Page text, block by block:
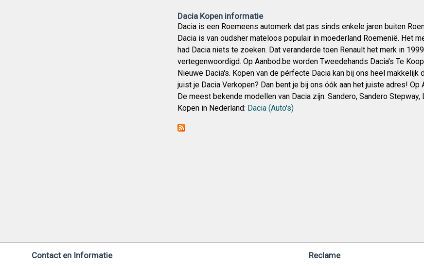
Dacia Kopen informatie
Dacia is een Roemeens automerk dat pas sinds enkele jaren buiten
Dacia is van oudsher mateloos populair in moederland Roemenië. Het
had Dacia niets te zoeken. Dat veranderde toen Renault het merk in
vertegenwoordigd. Op Aanbod.be worden Tweedehands Dacia's Te
Nieuwe Dacia's. Kopen van de pérfecte Dacia kan bij ons heel
juist je Dacia Verkopen? Dan bent je bij ons óók aan het juiste adres!
De meest bekende modellen van Dacia zijn: Sandero, Sandero
Kopen in Nederland: Dacia (Auto's)
Contact en Informatie Reclame